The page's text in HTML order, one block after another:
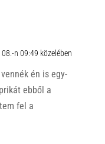
n 09:49 közelében
én is egy-
ebből a
fel a